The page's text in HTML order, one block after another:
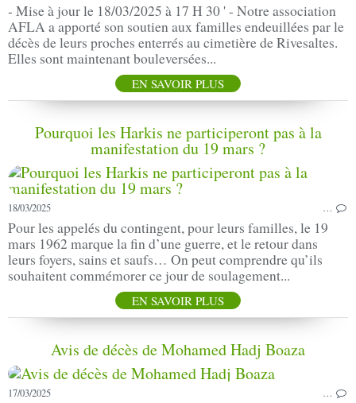
- Mise à jour le 18/03/2025 à 17 H 30 ' - Notre association
AFLA a apporté son soutien aux familles endeuillées par le
décès de leurs proches enterrés au cimetière de Rivesaltes.
Elles sont maintenant bouleversées...
EN SAVOIR PLUS
Pourquoi les Harkis ne participeront pas à la
manifestation du 19 mars ?
18/03/2025 …
Pour les appelés du contingent, pour leurs familles, le 19
mars 1962 marque la fin d’une guerre, et le retour dans
leurs foyers, sains et saufs… On peut comprendre qu’ils
souhaitent commémorer ce jour de soulagement...
EN SAVOIR PLUS
Avis de décès de Mohamed Hadj Boaza
17/03/2025 …